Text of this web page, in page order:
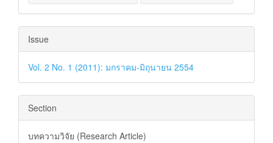
Issue
Vol. 2 No. 1 (2011): มกราคม-มิถุนายน 2554
Section
บทความวิจัย (Research Article)